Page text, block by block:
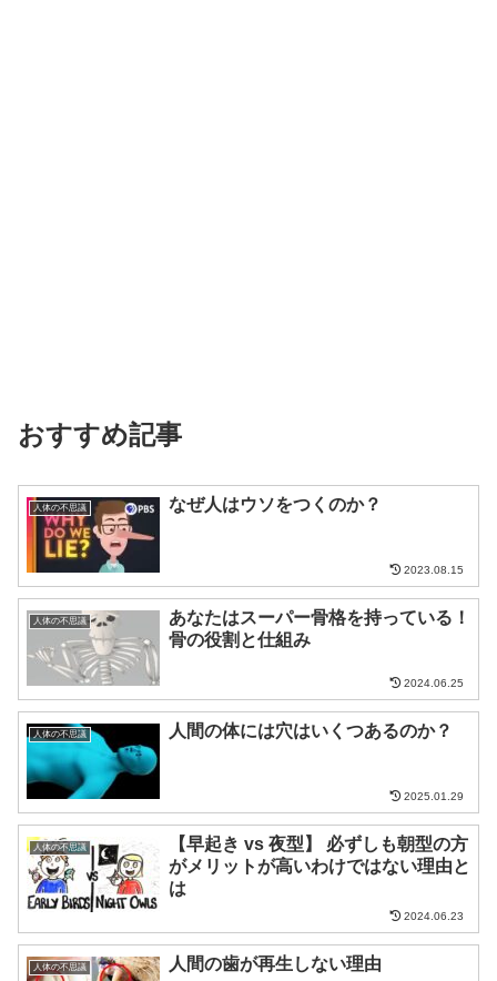
おすすめ記事
人体の不思議 なぜ人はウソをつくのか？
2023.08.15
人体の不思議
あなたはスーパー骨格を持っている！
骨の役割と仕組み
2024.06.25
人体の不思議 人間の体には穴はいくつあるのか？
2025.01.29
人体の不思議
【早起き vs 夜型】 必ずしも朝型の方
がメリットが高いわけではない理由と
は
2024.06.23
人体の不思議 人間の歯が再生しない理由